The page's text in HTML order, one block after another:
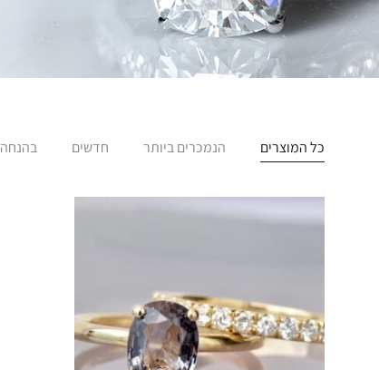
כל המוצרים הנמכרים ביותר חדשים בהנחה